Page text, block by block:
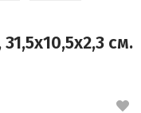
см.